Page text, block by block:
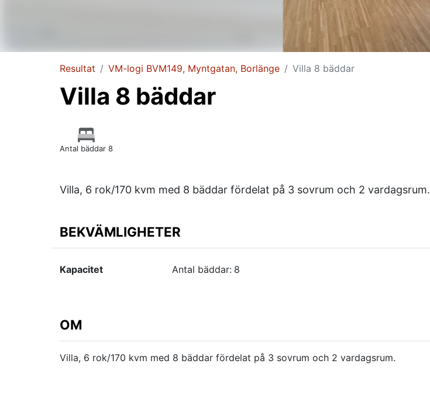
Resultat VM-logi BVM149, Myntgatan, Borlänge Villa 8 bäddar
Villa 8 bäddar
Antal bäddar 8
Villa, 6 rok/170 kvm med 8 bäddar fördelat på 3 sovrum och 2 vardagsrum.
BEKVÄMLIGHETER
Kapacitet Antal bäddar: 8
OM
Villa, 6 rok/170 kvm med 8 bäddar fördelat på 3 sovrum och 2 vardagsrum.